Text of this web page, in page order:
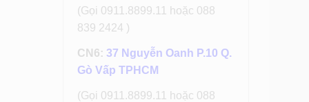
(Gọi 0911.8899.11 hoặc 088
839 2424 )
CN6: 37 Nguyễn Oanh P.10 Q.
Gò Vấp TPHCM
(Gọi 0911.8899.11 hoặc 088